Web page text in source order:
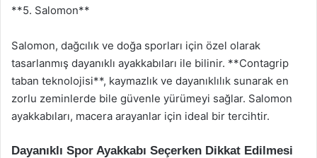
**5. Salomon**
Salomon, dağcılık ve doğa sporları için özel olarak
tasarlanmış dayanıklı ayakkabıları ile bilinir. **Contagrip
taban teknolojisi**, kaymazlık ve dayanıklılık sunarak en
zorlu zeminlerde bile güvenle yürümeyi sağlar. Salomon
ayakkabıları, macera arayanlar için ideal bir tercihtir.
Dayanıklı Spor Ayakkabı Seçerken Dikkat Edilmesi